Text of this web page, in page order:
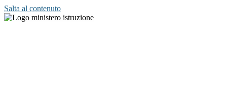
Salta al contenuto